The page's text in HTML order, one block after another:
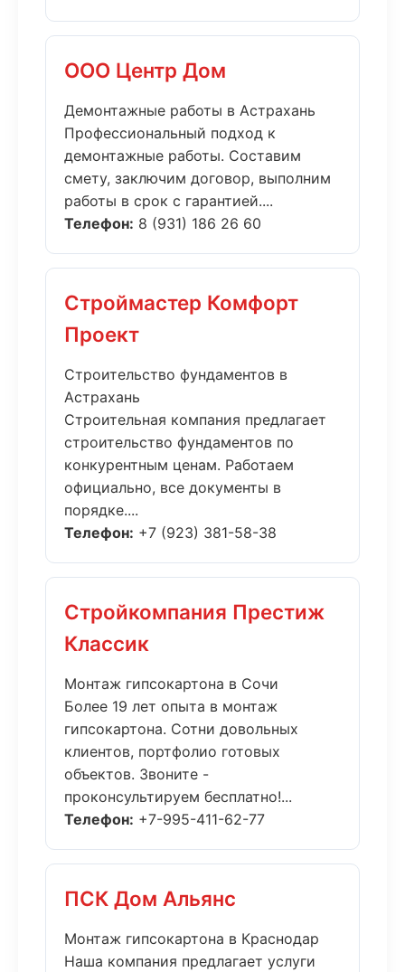
ООО Центр Дом
Демонтажные работы в Астрахань
Профессиональный подход к
демонтажные работы. Составим
смету, заключим договор, выполним
работы в срок с гарантией....
Телефон: 8 (931) 186 26 60
Строймастер Комфорт
Проект
Строительство фундаментов в
Астрахань
Строительная компания предлагает
строительство фундаментов по
конкурентным ценам. Работаем
официально, все документы в
порядке....
Телефон: +7 (923) 381-58-38
Стройкомпания Престиж
Классик
Монтаж гипсокартона в Сочи
Более 19 лет опыта в монтаж
гипсокартона. Сотни довольных
клиентов, портфолио готовых
объектов. Звоните -
проконсультируем бесплатно!...
Телефон: +7-995-411-62-77
ПСК Дом Альянс
Монтаж гипсокартона в Краснодар
Наша компания предлагает услуги